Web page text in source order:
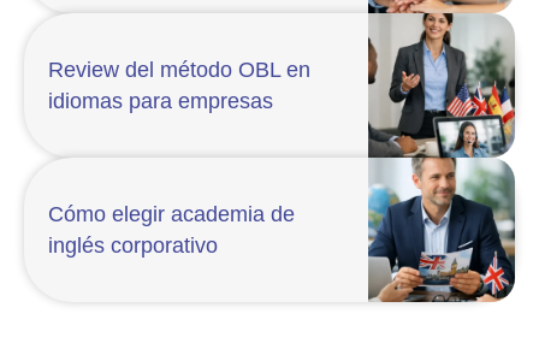
Review del método OBL en
idiomas para empresas
Cómo elegir academia de
inglés corporativo